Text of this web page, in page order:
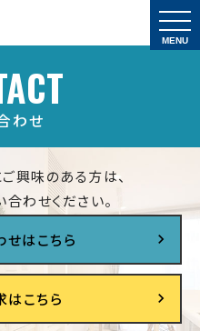
わせ
興味のある方は、
わせください。
せはこちら
はこちら
MENU